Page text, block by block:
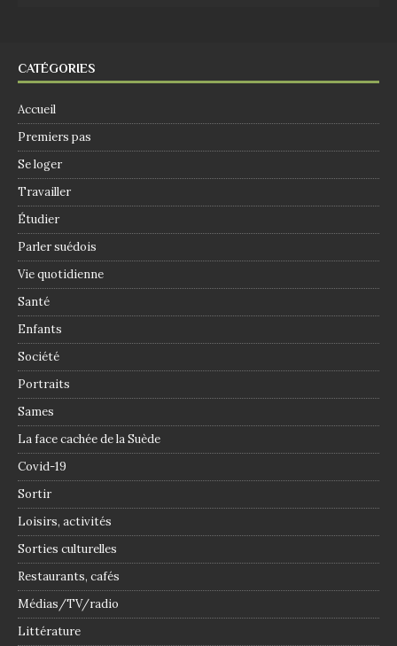
CATÉGORIES
Accueil
Premiers pas
Se loger
Travailler
Étudier
Parler suédois
Vie quotidienne
Santé
Enfants
Société
Portraits
Sames
La face cachée de la Suède
Covid-19
Sortir
Loisirs, activités
Sorties culturelles
Restaurants, cafés
Médias/TV/radio
Littérature